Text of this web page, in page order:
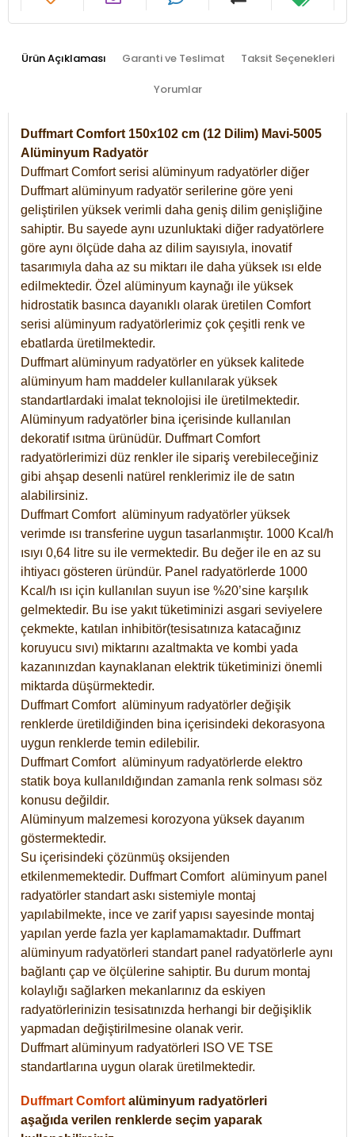
Ürün Açıklaması Garanti ve Teslimat Taksit Seçenekleri
Yorumlar
Duffmart Comfort 150x102 cm (12 Dilim) Mavi-5005
Alüminyum Radyatör
Duffmart Comfort serisi alüminyum radyatörler diğer
Duffmart alüminyum radyatör serilerine göre yeni
geliştirilen yüksek verimli daha geniş dilim genişliğine
sahiptir. Bu sayede aynı uzunluktaki diğer radyatörlere
göre aynı ölçüde daha az dilim sayısıyla, inovatif
tasarımıyla daha az su miktarı ile daha yüksek ısı elde
edilmektedir. Özel alüminyum kaynağı ile yüksek
hidrostatik basınca dayanıklı olarak üretilen Comfort
serisi alüminyum radyatörlerimiz çok çeşitli renk ve
ebatlarda üretilmektedir.
Duffmart alüminyum radyatörler en yüksek kalitede
alüminyum ham maddeler kullanılarak yüksek
standartlardaki imalat teknolojisi ile üretilmektedir.
Alüminyum radyatörler bina içerisinde kullanılan
dekoratif ısıtma ürünüdür. Duffmart Comfort
radyatörlerimizi düz renkler ile sipariş verebileceğiniz
gibi ahşap desenli natürel renklerimiz ile de satın
alabilirsiniz.
Duffmart Comfort alüminyum radyatörler yüksek
verimde ısı transferine uygun tasarlanmıştır. 1000 Kcal/h
ısıyı 0,64 litre su ile vermektedir. Bu değer ile en az su
ihtiyacı gösteren üründür. Panel radyatörlerde 1000
Kcal/h ısı için kullanılan suyun ise %20’sine karşılık
gelmektedir. Bu ise yakıt tüketiminizi asgari seviyelere
çekmekte, katılan inhibitör(tesisatınıza katacağınız
koruyucu sıvı) miktarını azaltmakta ve kombi yada
kazanınızdan kaynaklanan elektrik tüketiminizi önemli
miktarda düşürmektedir.
Duffmart Comfort alüminyum radyatörler değişik
renklerde üretildiğinden bina içerisindeki dekorasyona
uygun renklerde temin edilebilir.
DuffmartComfort alüminyum radyatörlerde elektro
statik boya kullanıldığından zamanla renk solması söz
konusu değildir.
Alüminyum malzemesi korozyona yüksek dayanım
göstermektedir.
Su içerisindeki çözünmüş oksijenden
etkilenmemektedir. DuffmartComfort alüminyum panel
radyatörler standart askı sistemiyle montaj
yapılabilmekte, ince ve zarif yapısı sayesinde montaj
yapılan yerde fazla yer kaplamamaktadır. Duffmart
alüminyum radyatörleri standart panel radyatörlerle aynı
bağlantı çap ve ölçülerine sahiptir. Bu durum montaj
kolaylığı sağlarken mekanlarınız da eskiyen
radyatörlerinizin tesisatınızda herhangi bir değişiklik
yapmadan değiştirilmesine olanak verir.
Duffmart alüminyum radyatörleri ISO VE TSE
standartlarına uygun olarak üretilmektedir.
Duffmart Comfort alüminyum radyatörleri
aşağıda verilen renklerde seçim yaparak